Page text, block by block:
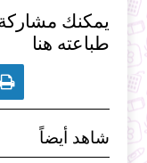
يمكنك مشاركة
طباعته هنا
شاهد أيضاً